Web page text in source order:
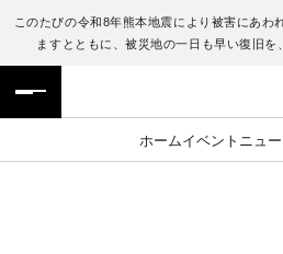
このたびの令和8年熊本地震により被害にあわ
ますとともに、被災地の一日も早い復旧を
ホームイベント ニュ
フロアガイド
施設案内・アクセス
ENGLISH
繁体字